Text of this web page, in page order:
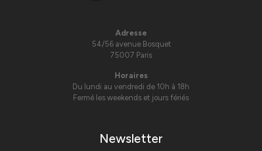
Adresse
54/56 avenue Bosquet
75007 Paris
Horaires
Du lundi au vendredi de 10h à 18h
Fermé les weekends et jours fériés
Newsletter